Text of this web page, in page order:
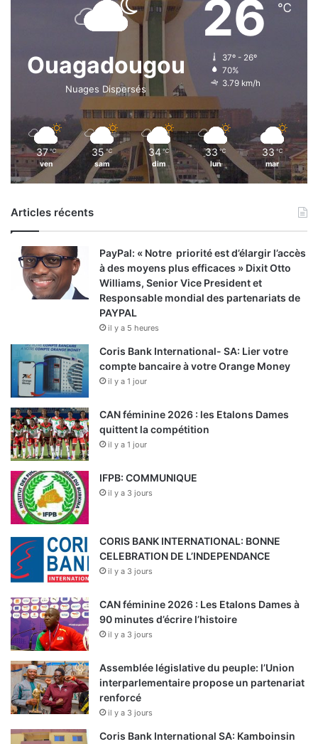
c
t
e
u
g
é
S
o
c
i
é
t
é
a
f
c
a
i
e
d
’
i
n
g
é
n
Ouagadougou
Nuages Dispersés
26 ℃
37º - 26º
70%
3.79 km/h
37 ℃
ven
35 ℃
sam
34 ℃
dim
33 ℃
lun
33 ℃
mar
Articles récents
PayPal: « Notre priorité est d’élargir l’accès
à des moyens plus efficaces » Dixit Otto
Williams, Senior Vice President et
Responsable mondial des partenariats de
PAYPAL
il y a 5 heures
Coris Bank International- SA: Lier votre
compte bancaire à votre Orange Money
il y a 1 jour
CAN féminine 2026 : les Etalons Dames
quittent la compétition
il y a 1 jour
IFPB: COMMUNIQUE
il y a 3 jours
CORIS BANK INTERNATIONAL: BONNE
CELEBRATION DE L’INDEPENDANCE
il y a 3 jours
CAN féminine 2026 : Les Etalons Dames à
90 minutes d’écrire l’histoire
il y a 3 jours
Assemblée législative du peuple: l’Union
interparlementaire propose un partenariat
renforcé
il y a 3 jours
Coris Bank International SA: Kamboinsin